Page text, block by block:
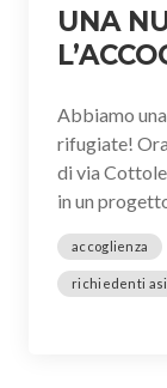
UNA
Abbiamo
rifugiate! Ora
di via
in un
accoglienza
richiedenti